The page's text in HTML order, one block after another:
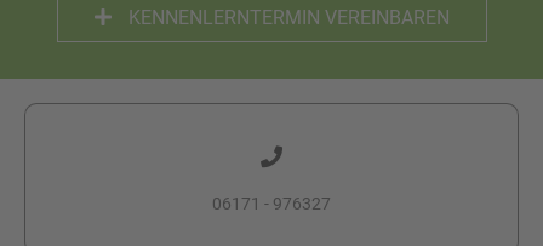
KENNENLERNTERMIN VEREINBAREN
06171 - 976327